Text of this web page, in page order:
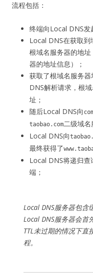
流程包括：
终端向Local DNS发
Local DNS在获取
根域名服务器的地
器的地址信息）；
获取了根域名服务
DNS解析请求，根
址；
随后Local DNS向
taobao.com二级域名
Local DNS向
最终获得了
Local DNS将递归查
端；
Local DNS服务器包含
Local DNS服务器会首
TTL未过期的情况下
程。